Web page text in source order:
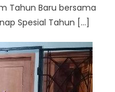
Tahun Baru bersama
Spesial Tahun […]